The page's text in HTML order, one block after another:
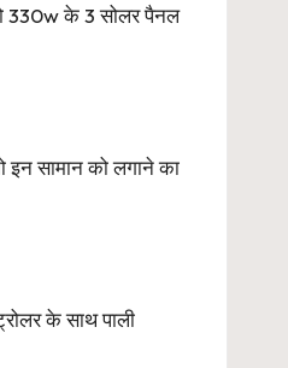
330w के 3 सोलर पैनल
सामान को लगाने का
के साथ पाली